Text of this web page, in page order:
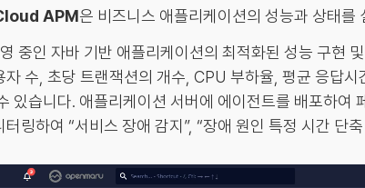
APM은 비즈니스 애플리케이션의 성능과 상태를
중인 자바 기반 애플리케이션의 최적화된 성능 구현
자 수, 초당 트랜잭션의 개수, CPU 부하율, 평균 응답
있습니다. 애플리케이션 서버에 에이전트를 배포하여
링하여 “서비스 장애 감지”, “장애 원인 특정 시간 단